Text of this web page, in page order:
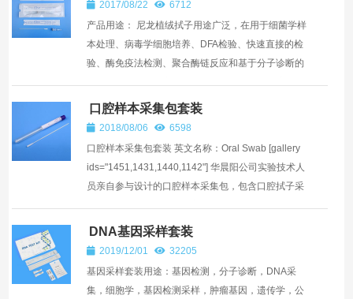
2017/08/22
6712
产品用途： 尼龙植绒拭子用途广泛，在用于细菌学样
本处理、病毒学细胞培养、DFA检验、快速直接的检
验、酶免疫法检测、聚合酶链反应和基于分子诊断的
猪流感、禽流...
口腔样本采集包套装
2018/08/06
6598
口腔样本采集包套装 英文名称：Oral Swab [gallery
ids="1451,1431,1440,1142"] 华晨阳公司实验技术人
员亲自参与设计的口腔样本采集包，包含口腔拭子采
越...
DNA基因采样套装
2019/12/01
32205
基因采样套装用途：基因检测，分子诊断，DNA采
集，细胞学，基因检测采样，肿瘤基因，遗传学，公